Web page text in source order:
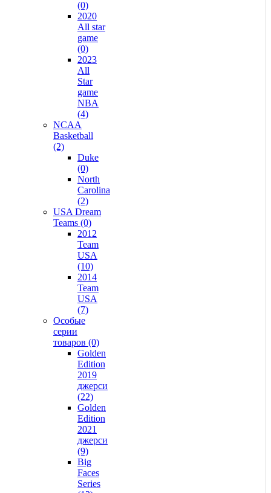
(0)
2020
All star
game
(0)
2023
All
Star
game
NBA
(4)
NCAA
Basketball
(2)
Duke
(0)
North
Carolina
(2)
USA Dream
Teams (0)
2012
Team
USA
(10)
2014
Team
USA
(7)
Особые
серии
товаров (0)
Golden
Edition
2019
джерси
(22)
Golden
Edition
2021
джерси
(9)
Big
Faces
Series